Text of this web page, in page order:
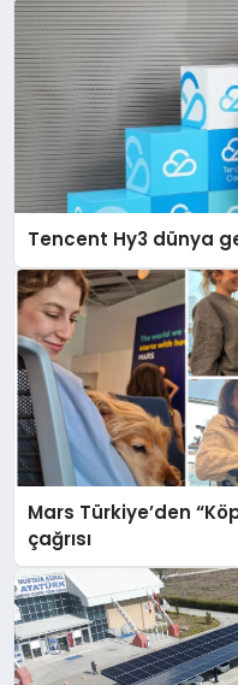
Tencent Hy3 dünya
Mars Türkiye’den
çağrısı